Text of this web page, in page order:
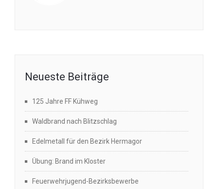
Neueste Beiträge
125 Jahre FF Kühweg
Waldbrand nach Blitzschlag
Edelmetall für den Bezirk Hermagor
Übung: Brand im Kloster
Feuerwehrjugend-Bezirksbewerbe